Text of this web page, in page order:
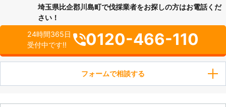
埼玉県比企郡川島町で伐採業者をお探しの方はお電話くだ
さい！
24時間365日
受付中です!!
0120-466-110
フォームで相談する